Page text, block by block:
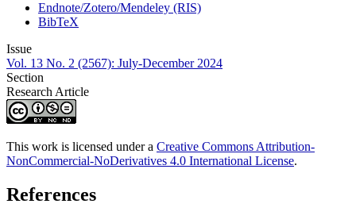
Endnote/Zotero/Mendeley (RIS)
BibTeX
Issue
Vol. 13 No. 2 (2567): July-December 2024
Section
Research Article
This work is licensed under a Creative Commons Attribution-
NonCommercial-NoDerivatives 4.0 International License.
References